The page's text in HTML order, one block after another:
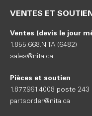
VENTES ET
Ventes (devis le jour
1.855.668.NITA (6482)
sales@nita.ca
Pièces et soutien
1.877.961.4008 poste 243
partsorder@nita.ca